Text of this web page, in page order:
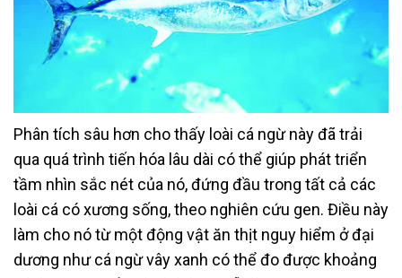
Phân tích sâu hơn cho thấy loài cá ngừ này đã trải
qua quá trình tiến hóa lâu dài có thể giúp phát triển
tầm nhìn sắc nét của nó, đứng đầu trong tất cả các
loài cá có xương sống, theo nghiên cứu gen. Điều này
làm cho nó từ một động vật ăn thịt nguy hiểm ở đại
dương như cá ngừ vây xanh có thể đo được khoảng